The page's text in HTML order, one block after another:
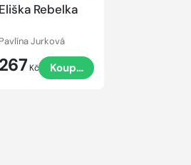
Eliška Rebelka
Pavlína Jurková
267 Kč Koupit